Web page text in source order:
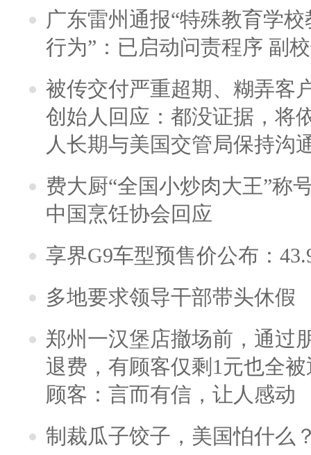
广东雷州通报“特殊教育学
行为”：已启动问责程序 副
被传交付严重超期、糊弄客
创始人回应：都没证据，将
人长期与美国交管局保持沟
费大厨“全国小炒肉大王”称
中国烹饪协会回应
享界G9车型预售价公布：
多地要求领导干部带头休假
郑州一汉堡店撤场前，通过
退费，有顾客仅剩1元也全
顾客：言而有信，让人感动
制裁瓜子饺子，美国怕什么